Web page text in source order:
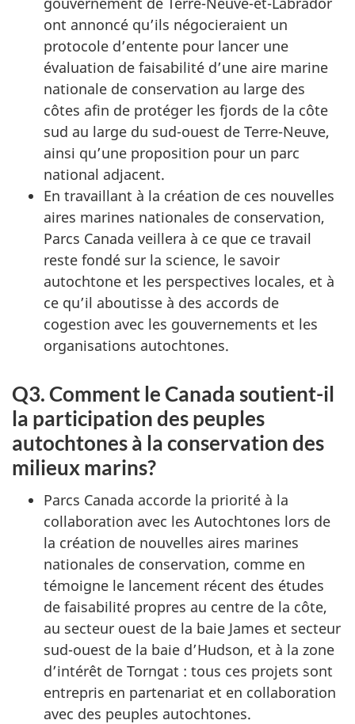
ont annoncé qu’ils négocieraient un
protocole d’entente pour lancer une
évaluation de faisabilité d’une aire marine
nationale de conservation au large des
côtes afin de protéger les fjords de la côte
sud au large du sud-ouest de Terre-Neuve,
ainsi qu’une proposition pour un parc
national adjacent.
En travaillant à la création de ces nouvelles
aires marines nationales de conservation,
Parcs Canada veillera à ce que ce travail
reste fondé sur la science, le savoir
autochtone et les perspectives locales, et à
ce qu’il aboutisse à des accords de
cogestion avec les gouvernements et les
organisations autochtones.
Q3. Comment le Canada soutient-il
la participation des peuples
autochtones à la conservation des
milieux marins?
Parcs Canada accorde la priorité à la
collaboration avec les Autochtones lors de
la création de nouvelles aires marines
nationales de conservation, comme en
témoigne le lancement récent des études
de faisabilité propres au centre de la côte,
au secteur ouest de la baie James et secteur
sud-ouest de la baie d’Hudson, et à la zone
d’intérêt de Torngat : tous ces projets sont
entrepris en partenariat et en collaboration
avec des peuples autochtones.